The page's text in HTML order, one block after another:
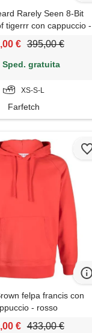
Rarely Seen 8-Bit
tigerrr con cappuccio -
€ 395,00 €
Sped. gratuita
XS-S-L
Farfetch
felpa francis con
- rosso
€ 433,00 €